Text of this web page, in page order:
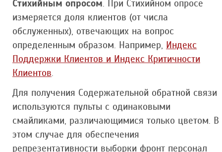
Стихийным опросом. При Стихийном опросе
измеряется доля клиентов (от числа
обслуженных), отвечающих на вопрос
определенным образом. Например, Индекс
Поддержки Клиентов и Индекс Критичности
Клиентов.
Для получения Содержательной обратной связи
используются пульты с одинаковыми
смайликами, различающимися только цветом. В
этом случае для обеспечения
репрезентативности выборки фронт персонал